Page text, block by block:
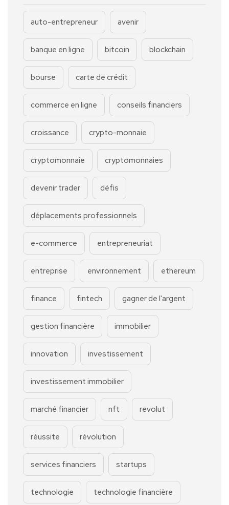
auto-entrepreneur avenir
banque en ligne bitcoin blockchain
bourse carte de crédit
commerce en ligne conseils financiers
croissance crypto-monnaie
cryptomonnaie cryptomonnaies
devenir trader défis
déplacements professionnels
e-commerce entrepreneuriat
entreprise environnement ethereum
finance fintech gagner de l'argent
gestion financière immobilier
innovation investissement
investissement immobilier
marché financier nft revolut
réussite révolution
services financiers startups
technologie technologie financière